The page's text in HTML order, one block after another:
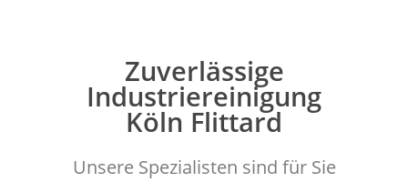
Zuverlässige
Industriereinigung
Köln Flittard
Unsere Spezialisten sind für Sie